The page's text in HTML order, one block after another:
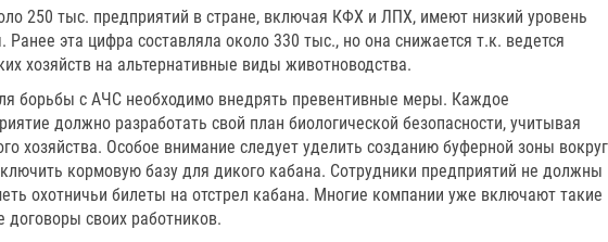
250 тыс. предприятий в стране, включая КФХ и ЛПХ, имеют низкий уровень
эта цифра составляла около 330 тыс., но она снижается т.к. ведется
хозяйств на альтернативные виды животноводства.
борьбы с АЧС необходимо внедрять превентивные меры. Каждое
должно разработать свой план биологической безопасности, учитывая
хозяйства. Особое внимание следует уделить созданию буферной зоны вокруг
кормовую базу для дикого кабана. Сотрудники предприятий не должны
охотничьи билеты на отстрел кабана. Многие компании уже включают такие
договоры своих работников.